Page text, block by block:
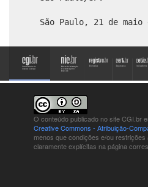
São Paulo, 21 de maio
O conteúdo publicado no site CGI.br
Creative Commons - Atribuição-
menos que condições e/ou
claramente explícitas na página